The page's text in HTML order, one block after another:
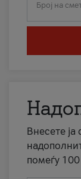
Број на
Внесете ја
помеѓу